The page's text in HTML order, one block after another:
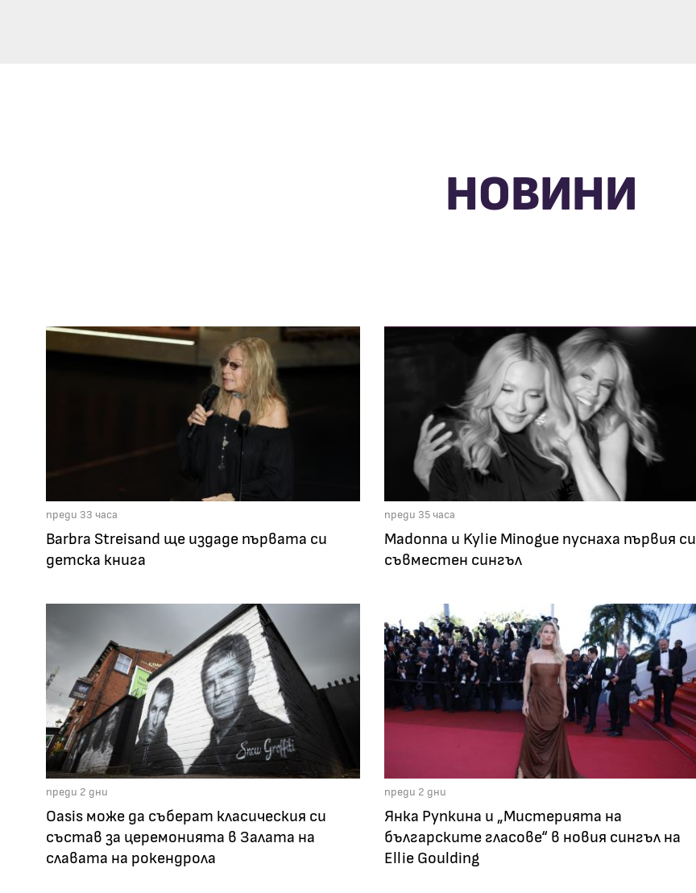
НОВИНИ
преди 33 часа
Barbra Streisand ще издаде първата си
детска книга
преди 35 часа
Madonna и Kylie Minogue пуснаха първия си
съвместен сингъл
преди 2 дни
Oasis може да съберат класическия си
състав за церемонията в Залата на
славата на рокендрола
преди 2 дни
Янка Рупкина и „Мистерията на
българските гласове“ в новия сингъл на
Ellie Goulding